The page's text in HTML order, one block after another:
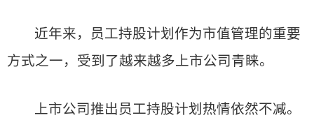
近年来，员工持股计划作为市值管理的重要
方式之一，受到了越来越多上市公司青睐。
上市公司推出员工持股计划热情依然不减。